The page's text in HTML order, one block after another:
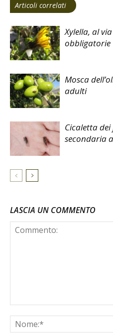
Articoli correlati
Xylella, al
obbligatorie
Mosca
adulti
Cicaletta
secondaria
LASCIA UN COMMENTO